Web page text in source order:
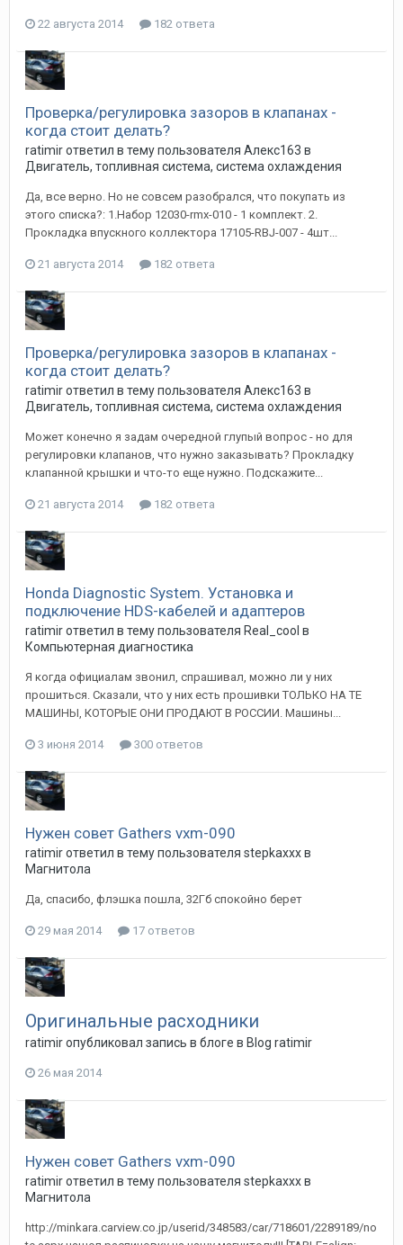
22 августа 2014 182 ответа
Проверка/регулировка зазоров в клапанах -
когда стоит делать?
ratimirответил в тему пользователя Алекс163 в
Двигатель, топливная система, система охлаждения
Да, все верно. Но не совсем разобрался, что покупать из
этого списка?: 1.Набор 12030-rmx-010 - 1 комплект. 2.
Прокладка впускного коллектора 17105-RBJ-007 - 4шт...
21 августа 2014 182 ответа
Проверка/регулировка зазоров в клапанах -
когда стоит делать?
ratimirответил в тему пользователя Алекс163 в
Двигатель, топливная система, система охлаждения
Может конечно я задам очередной глупый вопрос - но для
регулировки клапанов, что нужно заказывать? Прокладку
клапанной крышки и что-то еще нужно. Подскажите...
21 августа 2014 182 ответа
Honda Diagnostic System. Установка и
подключение HDS-кабелей и адаптеров
ratimirответил в тему пользователя Real_cool в
Компьютерная диагностика
Я когда официалам звонил, спрашивал, можно ли у них
прошиться. Сказали, что у них есть прошивки ТОЛЬКО НА ТЕ
МАШИНЫ, КОТОРЫЕ ОНИ ПРОДАЮТ В РОССИИ. Машины...
3 июня 2014 300 ответов
Нужен совет Gathers vxm-090
ratimirответил в тему пользователя stepkaxxxв
Магнитола
Да, спасибо, флэшка пошла, 32Гб спокойно берет
29 мая 2014 17 ответов
Оригинальные расходники
ratimirопубликовал запись в блоге в Blog ratimir
26 мая 2014
Нужен совет Gathers vxm-090
ratimirответил в тему пользователя stepkaxxxв
Магнитола
http://minkara.carview.co.jp/userid/348583/car/718601/2289189/no